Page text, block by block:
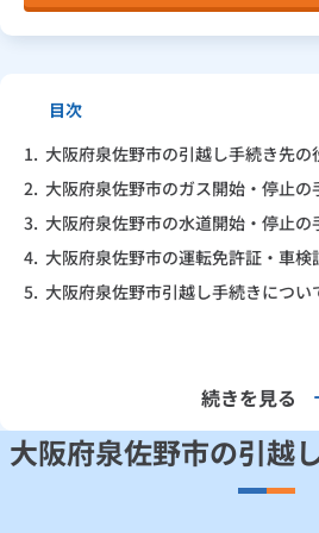
目次
1. 大阪府泉佐野市の引越し手続き先の
2. 大阪府泉佐野市のガス開始・停止の
3. 大阪府泉佐野市の水道開始・停止の
4. 大阪府泉佐野市の運転免許証・車
5. 大阪府泉佐野市引越し手続きについ
続きを見る
大阪府泉佐野市の引越